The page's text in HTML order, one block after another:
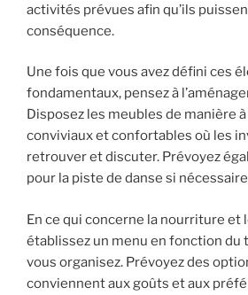
activités prévues afin qu’ils
conséquence.
Une fois que vous avez défini ces
fondamentaux, pensez à
Disposez les meubles de manière
conviviaux et confortables où les
retrouver et discuter. Prévoyez
pour la piste de danse si
En ce qui concerne la nourriture et
établissez un menu en fonction du
vous organisez. Prévoyez des
conviennent aux goûts et aux